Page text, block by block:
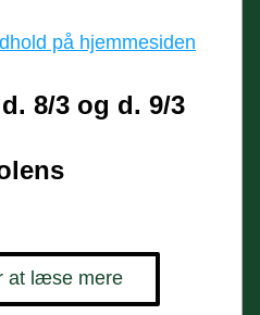
på hjemmesiden
8/3 og d. 9/3
at læse mere